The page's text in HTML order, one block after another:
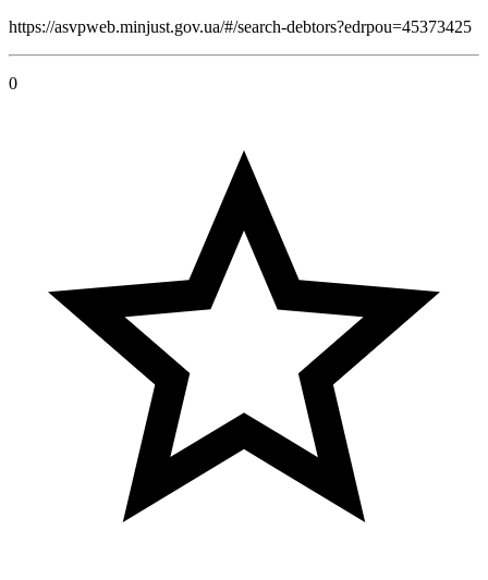
https://asvpweb.minjust.gov.ua/#/search-debtors?edrpou=45373425
0